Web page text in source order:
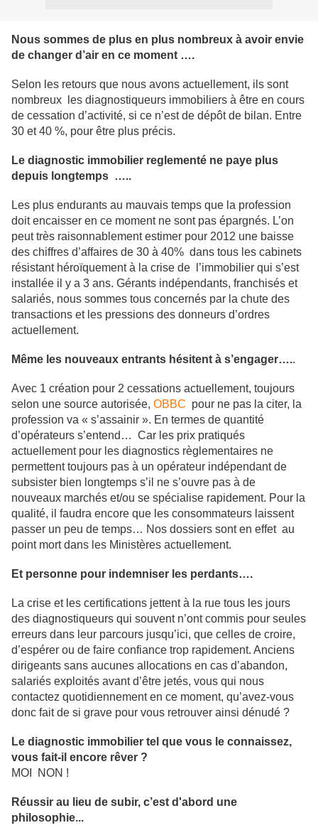
Nous sommes de plus en plus nombreux à avoir envie
de changer d’air en ce moment ….
Selon les retours que nous avons actuellement, ils sont
nombreux les diagnostiqueurs immobiliers à être en cours
de cessation d’activité, si ce n’est de dépôt de bilan. Entre
30 et 40 %, pour être plus précis.
Le diagnostic immobilier reglementé ne paye plus
depuis longtemps …..
Les plus endurants au mauvais temps que la profession
doit encaisser en ce moment ne sont pas épargnés. L’on
peut très raisonnablement estimer pour 2012 une baisse
des chiffres d’affaires de 30 à 40% dans tous les cabinets
résistant héroïquement à la crise de l’immobilier qui s’est
installée il y a 3 ans. Gérants indépendants, franchisés et
salariés, nous sommes tous concernés par la chute des
transactions et les pressions des donneurs d’ordres
actuellement.
Même les nouveaux entrants hésitent à s’engager…..
Avec 1 création pour 2 cessations actuellement, toujours
selon une source autorisée, OBBC pour ne pas la citer, la
profession va « s’assainir ». En termes de quantité
d’opérateurs s’entend… Car les prix pratiqués
actuellement pour les diagnostics règlementaires ne
permettent toujours pas à un opérateur indépendant de
subsister bien longtemps s’il ne s’ouvre pas à de
nouveaux marchés et/ou se spécialise rapidement. Pour la
qualité, il faudra encore que les consommateurs laissent
passer un peu de temps… Nos dossiers sont en effet au
point mort dans les Ministères actuellement.
Et personne pour indemniser les perdants….
La crise et les certifications jettent à la rue tous les jours
des diagnostiqueurs qui souvent n’ont commis pour seules
erreurs dans leur parcours jusqu’ici, que celles de croire,
d’espérer ou de faire confiance trop rapidement. Anciens
dirigeants sans aucunes allocations en cas d’abandon,
salariés exploités avant d’être jetés, vous qui nous
contactez quotidiennement en ce moment, qu’avez-vous
donc fait de si grave pour vous retrouver ainsi dénudé ?
Le diagnostic immobilier tel que vous le connaissez,
vous fait-il encore rêver ?
MOI NON !
Réussir au lieu de subir, c’est d'abord une
philosophie...